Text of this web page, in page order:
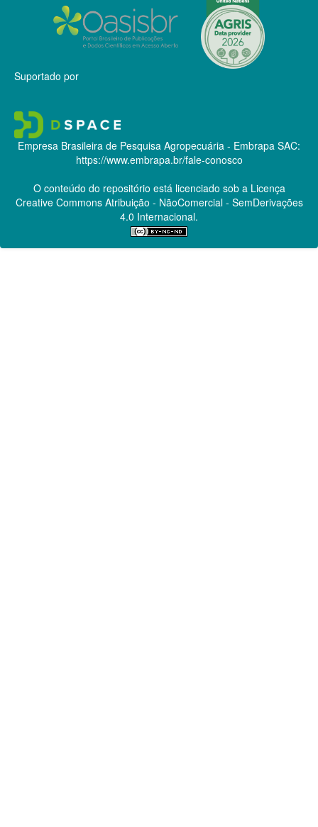
Suportado por
Empresa Brasileira de Pesquisa Agropecuária - Embrapa SAC:
https://www.embrapa.br/fale-conosco
O conteúdo do repositório está licenciado sob a Licença
Creative CommonsAtribuição - NãoComercial - SemDerivações
4.0 Internacional.